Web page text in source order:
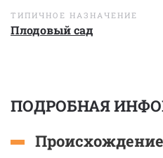
ТИПИЧНОЕ НАЗНАЧЕНИЕ
Плодовый сад
ПОДРОБНАЯ
Происхождение